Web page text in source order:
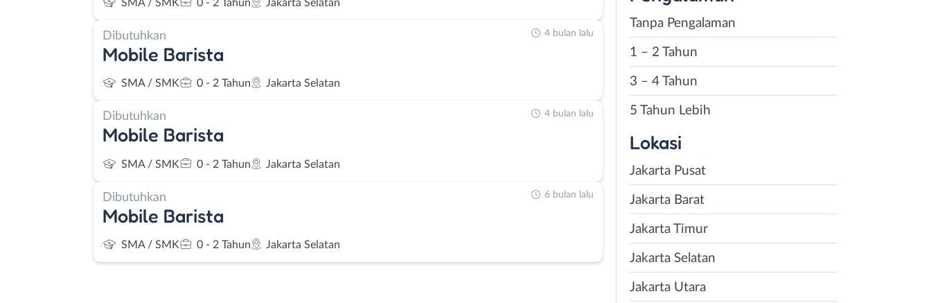
SMA / SMK 0 - 2 Tahun Jakarta Selatan
Dibutuhkan
Mobile Barista
SMA / SMK 0 - 2 Tahun Jakarta Selatan
4 bulan lalu
Dibutuhkan
Mobile Barista
SMA / SMK 0 - 2 Tahun Jakarta Selatan
4 bulan lalu
Dibutuhkan
Mobile Barista
SMA / SMK 0 - 2 Tahun Jakarta Selatan
6 bulan lalu
Tanpa Pengalaman
1 – 2 Tahun
3 – 4 Tahun
5 Tahun Lebih
Lokasi
Jakarta Pusat
Jakarta Barat
Jakarta Timur
Jakarta Selatan
Jakarta Utara